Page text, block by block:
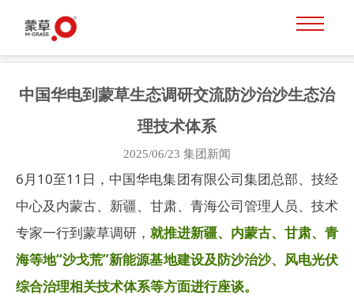
中国华电到蒙草生态调研交流防沙治沙生态治
理技术体系
2025/06/23 集团新闻
6月10至11日，中国华电集团有限公司集团总部、技经
中心及内蒙古、新疆、甘肃、青海公司管理人员、技术
专家一行到蒙草调研， 就推进新疆、内蒙古、甘肃、青
海等地“沙戈荒”新能源基地建设及防沙治沙、风电光伏
综合治理相关技术体系等方面进行座谈。